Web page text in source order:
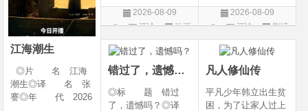
ne Calamities Burnin
g Heaven / Perfect
ribulations Incinerate
the H
2026-08-09
评论
动画
片
江海潮生
◎片 名 江海
潮生◎译 名 张
謇◎年 代 2026
产 地 中国大陆
◎类 别 剧情◎
话◎上映日期 2026
-06-12(中国大陆)◎
2026-08-09
评论
剧情
片
错过了，遗憾吗？
◎标 题 错过
了，遗憾吗？◎译
凡人修仙传
平凡少年韩立出生贫
困，为了让家人过上